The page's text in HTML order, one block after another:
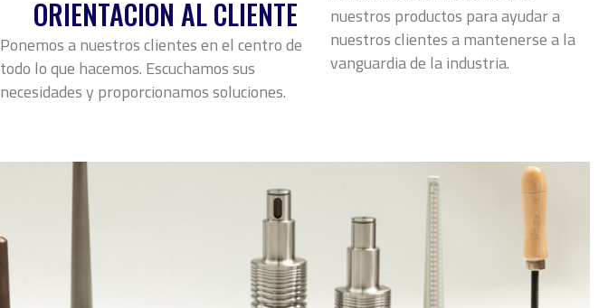
ORIENTACION AL CLIENTE
Ponemos a nuestros clientes en el centro de
todo lo que hacemos. Escuchamos sus
necesidades y proporcionamos soluciones.
nuestros productos para ayudar a
nuestros clientes a mantenerse a la
vanguardia de la industria.